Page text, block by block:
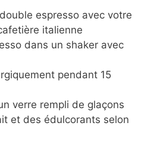
espresso avec votre
italienne
dans un shaker avec
pendant 15
verre rempli de glaçons
et des édulcorants selon